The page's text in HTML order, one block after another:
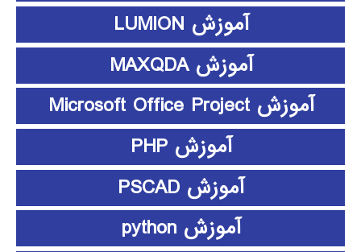
آموزش LUMION
آموزش MAXQDA
آموزش Microsoft Office Project
آموزش PHP
آموزش PSCAD
آموزش python